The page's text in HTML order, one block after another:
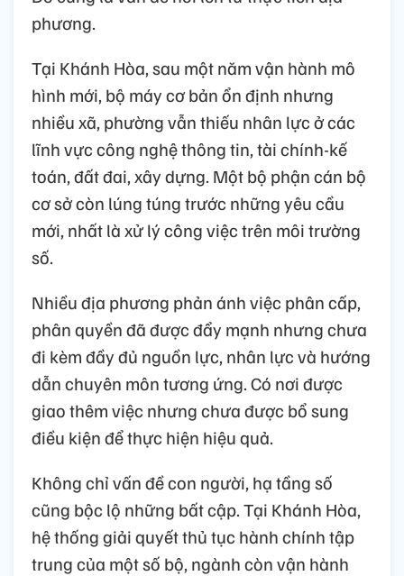
phương.
Tại Khánh Hòa, sau một năm vận hành mô
hình mới, bộ máy cơ bản ổn định nhưng
nhiều xã, phường vẫn thiếu nhân lực ở các
lĩnh vực công nghệ thông tin, tài chính-kế
toán, đất đai, xây dựng. Một bộ phận cán bộ
cơ sở còn lúng túng trước những yêu cầu
mới, nhất là xử lý công việc trên môi trường
số.
Nhiều địa phương phản ánh việc phân cấp,
phân quyền đã được đẩy mạnh nhưng chưa
đi kèm đầy đủ nguồn lực, nhân lực và hướng
dẫn chuyên môn tương ứng. Có nơi được
giao thêm việc nhưng chưa được bổ sung
điều kiện để thực hiện hiệu quả.
Không chỉ vấn đề con người, hạ tầng số
cũng bộc lộ những bất cập. Tại Khánh Hòa,
hệ thống giải quyết thủ tục hành chính tập
trung của một số bộ, ngành còn vận hành